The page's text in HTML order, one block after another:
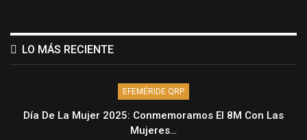
LO MÁS RECIENTE
EFEMÉRIDE QRP
Día De La Mujer 2025: Conmemoramos El 8M Con Las
Mujeres…